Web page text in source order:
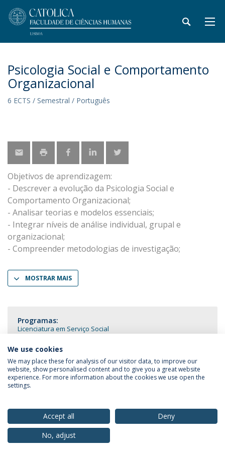
Psicologia Social e Comportamento
Organizacional
6 ECTS / Semestral / Português
Objetivos de aprendizagem:
- Descrever a evolução da Psicologia Social e
Comportamento Organizacional;
- Analisar teorias e modelos essenciais;
- Integrar níveis de análise individual, grupal e
organizacional;
- Compreender metodologias de investigação;
MOSTRAR MAIS
Programas:
Licenciatura em Serviço Social
Política de Privacidade
Termos & Condições
© 2026 Universidade Católica Portuguesa
We use cookies
We may place these for analysis of our visitor data, to improve our
website, show personalised content and to give you a great website
experience. For more information about the cookies we use open the
settings.
Accept all
Deny
No, adjust